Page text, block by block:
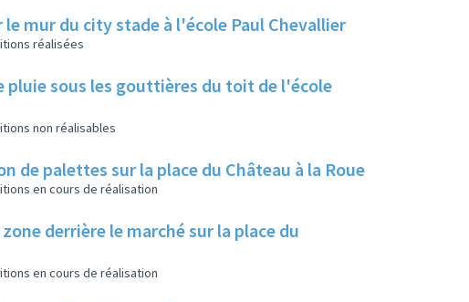
mur du city stade à l'école Paul Chevallier
réalisées
pluie sous les gouttières du toit de l'école
non réalisables
de palettes sur la place du Château à la Roue
en cours de réalisation
derrière le marché sur la place du
en cours de réalisation